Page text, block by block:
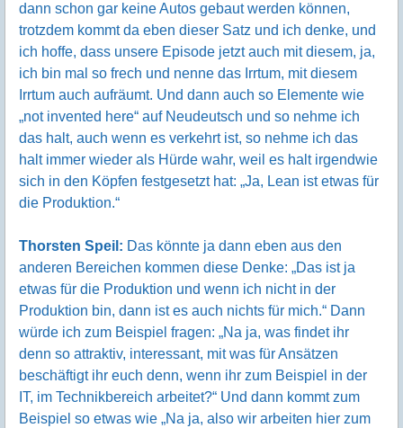
dann schon gar keine Autos gebaut werden können,
trotzdem kommt da eben dieser Satz und ich denke, und
ich hoffe, dass unsere Episode jetzt auch mit diesem, ja,
ich bin mal so frech und nenne das Irrtum, mit diesem
Irrtum auch aufräumt. Und dann auch so Elemente wie
„not invented here“ auf Neudeutsch und so nehme ich
das halt, auch wenn es verkehrt ist, so nehme ich das
halt immer wieder als Hürde wahr, weil es halt irgendwie
sich in den Köpfen festgesetzt hat: „Ja, Lean ist etwas für
die Produktion.“
Thorsten Speil: Das könnte ja dann eben aus den
anderen Bereichen kommen diese Denke: „Das ist ja
etwas für die Produktion und wenn ich nicht in der
Produktion bin, dann ist es auch nichts für mich.“ Dann
würde ich zum Beispiel fragen: „Na ja, was findet ihr
denn so attraktiv, interessant, mit was für Ansätzen
beschäftigt ihr euch denn, wenn ihr zum Beispiel in der
IT, im Technikbereich arbeitet?“ Und dann kommt zum
Beispiel so etwas wie „Na ja, also wir arbeiten hier zum